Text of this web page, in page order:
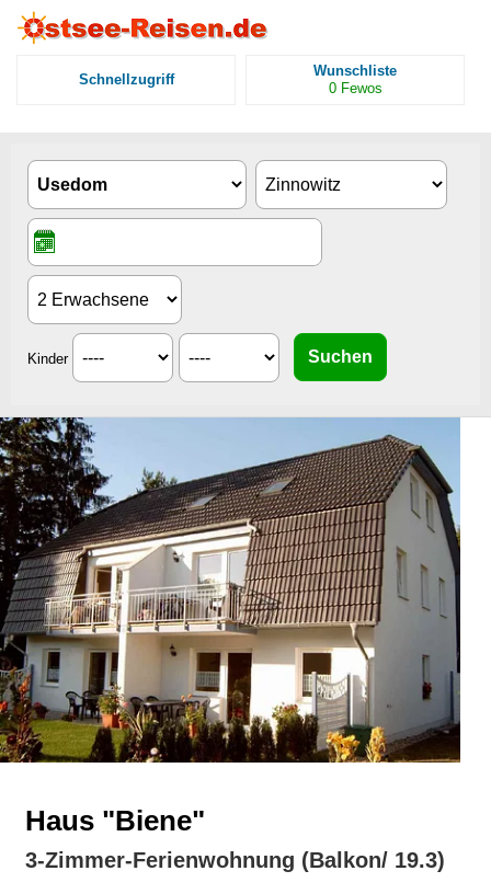
Schnellzugriff
Wunschliste
0 Fewos
Kinder
Haus "Biene"
3-Zimmer-Ferienwohnung (Balkon/ 19.3)